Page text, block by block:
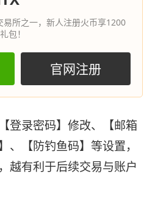
易所之一，新人注册火币享1200
包！
官网注册
登录密码】修改、【邮箱
、【防钓鱼码】等设置，
越有利于后续交易与账户